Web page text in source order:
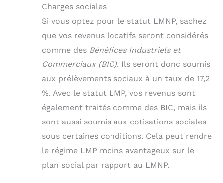
Charges sociales
Si vous optez pour le statut LMNP, sachez
que vos revenus locatifs seront considérés
comme des Bénéfices Industriels et
Commerciaux (BIC). Ils seront donc soumis
aux prélèvements sociaux à un taux de 17,2
%. Avec le statut LMP, vos revenus sont
également traités comme des BIC, mais ils
sont aussi soumis aux cotisations sociales
sous certaines conditions. Cela peut rendre
le régime LMP moins avantageux sur le
plan social par rapport au LMNP.